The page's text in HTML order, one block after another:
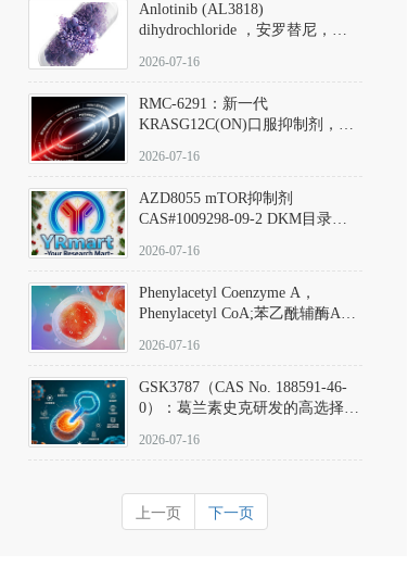
Anlotinib (AL3818)
dihydrochloride ，安罗替尼，
Hydrochloride实验方法步骤SOP
2026-07-16
RMC-6291：新一代
KRASG12C(ON)口服抑制剂，
(Elironrasib)CAS#2641998-63-0
2026-07-16
AZD8055 mTOR抑制剂
CAS#1009298-09-2 DKM目录号
激酶抑制剂的深度剖析
2026-07-16
Phenylacetyl Coenzyme A，
Phenylacetyl CoA;苯乙酰辅酶A
2026-07-16
GSK3787（CAS No. 188591-46-
0）：葛兰素史克研发的高选择
抗剂，被广泛视为研究PPARδ核
靶点药理机制的金标准化学探
针。
2026-07-16
上一页 下一页